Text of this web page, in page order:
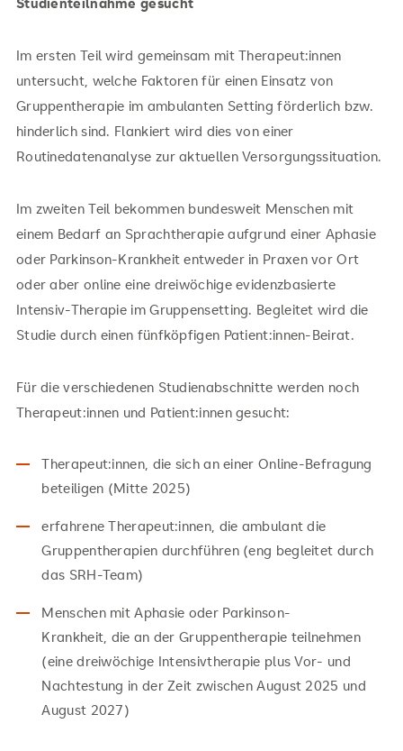
Im ersten Teil wird gemeinsam mit Therapeut:innen
untersucht, welche Faktoren für einen Einsatz von
Gruppentherapie im ambulanten Setting förderlich bzw.
hinderlich sind. Flankiert wird dies von einer
Routinedatenanalyse zur aktuellen Versorgungssituation.
Im zweiten Teil bekommen bundesweit Menschen mit
einem Bedarf an Sprachtherapie aufgrund einer Aphasie
oder Parkinson-Krankheit entweder in Praxen vor Ort
oder aber online eine dreiwöchige evidenzbasierte
Intensiv-Therapie im Gruppensetting. Begleitet wird die
Studie durch einen fünfköpfigen Patient:innen-Beirat.
Für die verschiedenen Studienabschnitte werden noch
Therapeut:innen und Patient:innen gesucht:
Therapeut:innen, die sich an einer Online-Befragung
beteiligen (Mitte 2025)
erfahrene Therapeut:innen, die ambulant die
Gruppentherapien durchführen (eng begleitet durch
das SRH-Team)
Menschen mit Aphasie oder Parkinson-
Krankheit, die an der Gruppentherapie teilnehmen
(eine dreiwöchige Intensivtherapie plus Vor- und
Nachtestung in der Zeit zwischen August 2025 und
August 2027)